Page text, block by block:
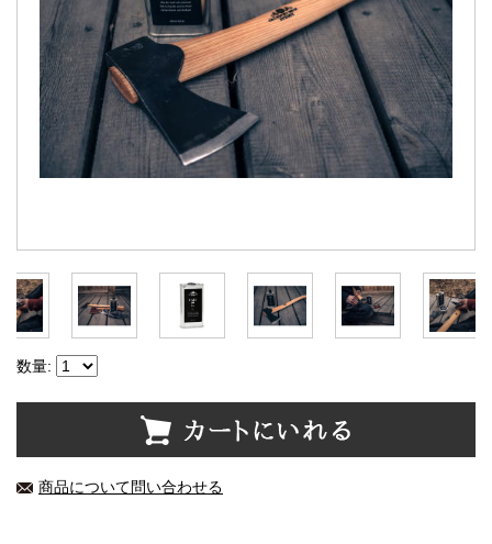
数量:
商品について問い合わせる